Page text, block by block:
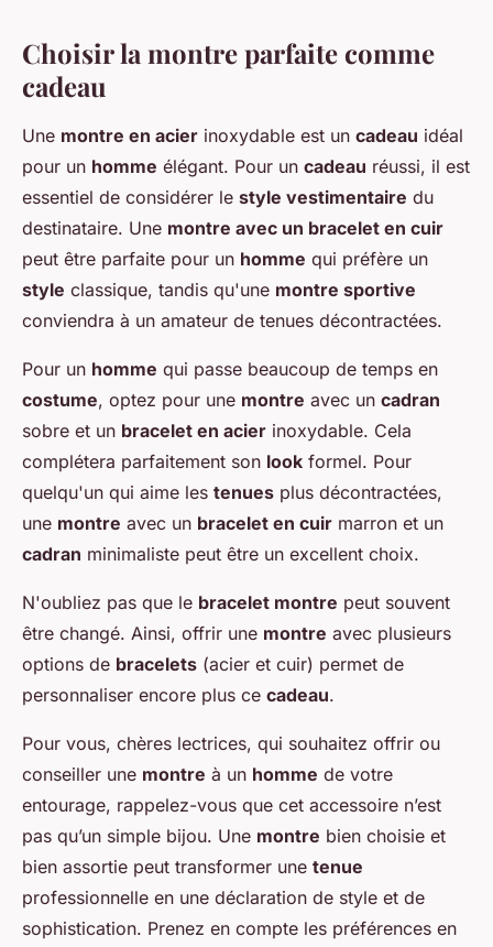
Choisir la montre parfaite comme
cadeau
Une montre en acier inoxydable est un cadeau idéal
pour un homme élégant. Pour un cadeau réussi, il est
essentiel de considérer le style vestimentaire du
destinataire. Une montre avec un bracelet en cuir
peut être parfaite pour un homme qui préfère un
style classique, tandis qu'une montre sportive
conviendra à un amateur de tenues décontractées.
Pour un homme qui passe beaucoup de temps en
costume, optez pour une montre avec un cadran
sobre et un bracelet en acier inoxydable. Cela
complétera parfaitement son look formel. Pour
quelqu'un qui aime les tenues plus décontractées,
une montre avec un bracelet en cuir marron et un
cadran minimaliste peut être un excellent choix.
N'oubliez pas que le bracelet montre peut souvent
être changé. Ainsi, offrir une montre avec plusieurs
options de bracelets (acier et cuir) permet de
personnaliser encore plus ce cadeau.
Pour vous, chères lectrices, qui souhaitez offrir ou
conseiller une montre à un homme de votre
entourage, rappelez-vous que cet accessoire n’est
pas qu’un simple bijou. Une montre bien choisie et
bien assortie peut transformer une tenue
professionnelle en une déclaration de style et de
sophistication. Prenez en compte les préférences en